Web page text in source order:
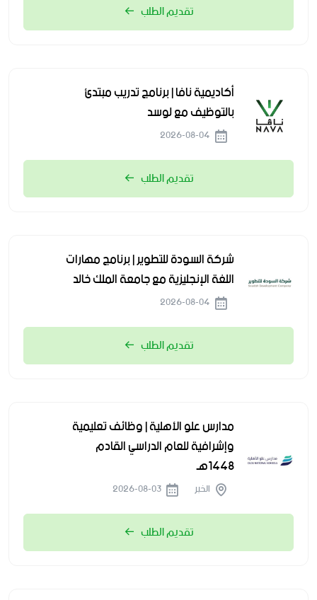
تقديم الطلب
أكاديمية نافا | برنامج تدريب مبتدئ
بالتوظيف مع لوسد
تقديم الطلب
شركة السودة للتطوير | برنامج مهارات
اللغة الإنجليزية مع جامعة الملك خالد
تقديم الطلب
مدارس علو الأهلية | وظائف تعليمية
وإشرافية للعام الدراسي القادم
1448هـ
الخبر
تقديم الطلب